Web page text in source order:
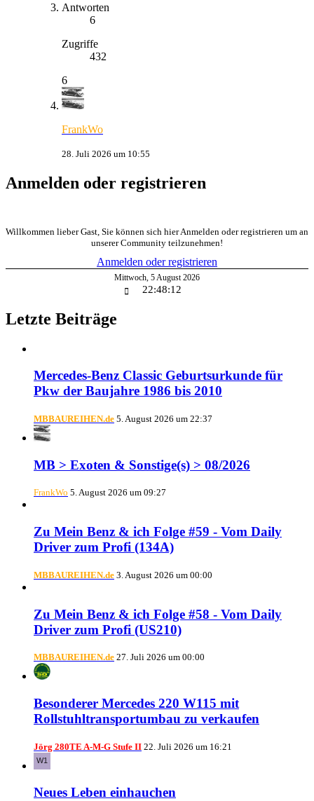
Antworten
6
Zugriffe
432
6
FrankWo
28. Juli 2026 um 10:55
Anmelden oder registrieren
Willkommen lieber Gast, Sie können sich hier Anmelden oder registrieren um an
unserer Community teilzunehmen!
Anmelden oder registrieren
Mittwoch 5 August 2026
22:48:13
Letzte Beiträge
Mercedes-Benz Classic Geburtsurkunde für
Pkw der Baujahre 1986 bis 2010
MBBAUREIHEN.de 5. August 2026 um 22:37
MB > Exoten & Sonstige(s) > 08/2026
FrankWo 5. August 2026 um 09:27
Zu Mein Benz & ich Folge #59 - Vom Daily
Driver zum Profi (134A)
MBBAUREIHEN.de 3. August 2026 um 00:00
Zu Mein Benz & ich Folge #58 - Vom Daily
Driver zum Profi (US210)
MBBAUREIHEN.de 27. Juli 2026 um 00:00
Besonderer Mercedes 220 W115 mit
Rollstuhltransportumbau zu verkaufen
Jörg 280TE A-M-G Stufe II 22. Juli 2026 um 16:21
Neues Leben einhauchen